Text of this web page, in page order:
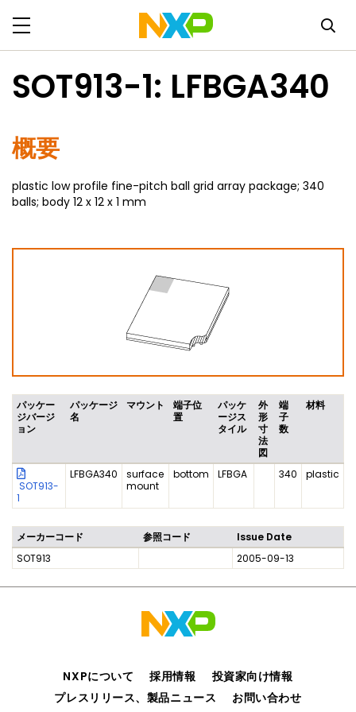
SOT913-1: LFBGA340
概要
plastic low profile fine-pitch ball grid array package; 340
balls; body 12 x 12 x 1 mm
パッケー
ジバージ
ョン
パッケージ
名
マウント
端子位
置
パッケ
ージス
タイル
外
形
寸
法
図
端
子
数
材料
SOT913-
1
LFBGA340
surface
mount
bottom LFBGA 340 plastic
メーカーコード 参照コード
Issue Date
SOT913
2005-09-13
NXPについて 採用情報
投資家向け情報
プレスリリース、製品ニュース
お問い合わせ